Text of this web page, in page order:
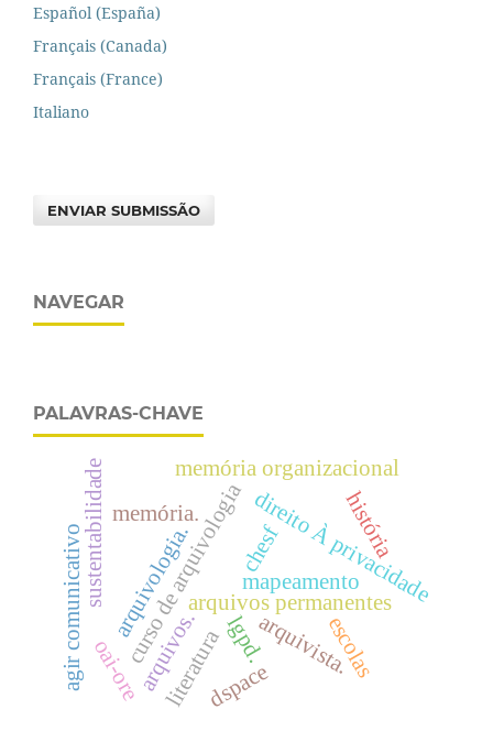
Español (España)
Français (Canada)
Français (France)
Italiano
ENVIAR SUBMISSÃO
NAVEGAR
PALAVRAS-CHAVE
curso de arquivologiaarquivos permanentes
direito À privacidade
lgpd.
memória organizacional
mapeamento
literatura arquivista.
arquivologia.
memória.
escolas
sustentabilidade
agir comunicativo arquivos.
chesf história
dspace
oai-ore